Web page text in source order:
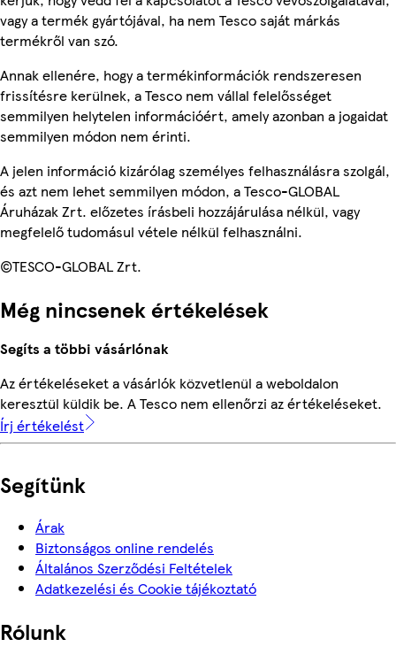
vagy a termék gyártójával, ha nem Tesco saját márkás
termékről van szó.
Annak ellenére, hogy a termékinformációk rendszeresen
frissítésre kerülnek, a Tesco nem vállal felelősséget
semmilyen helytelen információért, amely azonban a jogaidat
semmilyen módon nem érinti.
A jelen információ kizárólag személyes felhasználásra szolgál,
és azt nem lehet semmilyen módon, a Tesco-GLOBAL
Áruházak Zrt. előzetes írásbeli hozzájárulása nélkül, vagy
megfelelő tudomásul vétele nélkül felhasználni.
©TESCO-GLOBAL Zrt.
Még nincsenek értékelések
Segíts a többi vásárlónak
Az értékeléseket a vásárlók közvetlenül a weboldalon
keresztül küldik be. A Tesco nem ellenőrzi az értékeléseket.
Írj értékelést
Segítünk
Árak
Biztonságos online rendelés
Általános Szerződési Feltételek
Adatkezelési és Cookie tájékoztató
Rólunk